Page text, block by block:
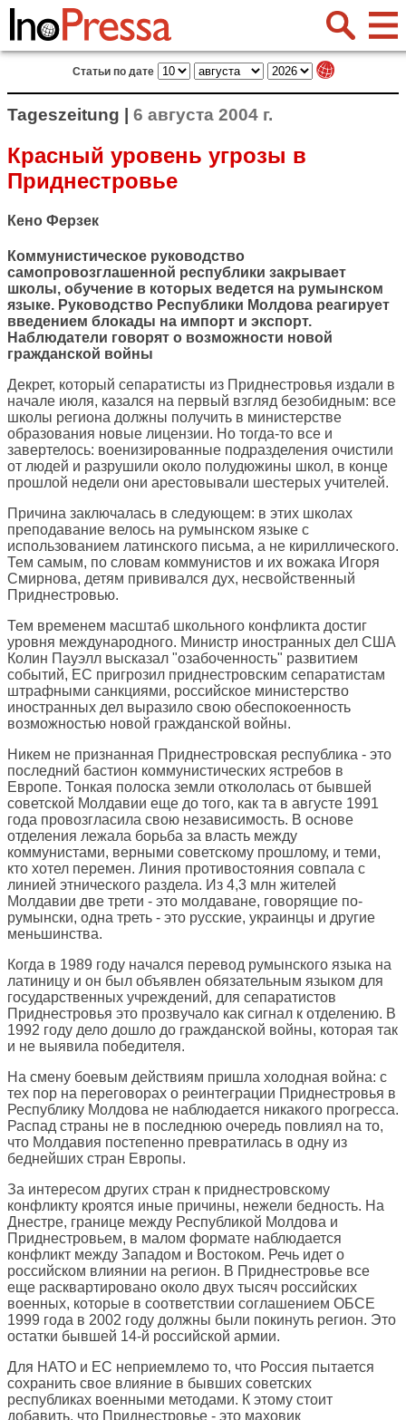
Статьи по дате
Tageszeitung | 6 августа 2004 г.
Красный уровень угрозы в
Приднестровье
Кено Ферзек
Коммунистическое руководство
самопровозглашенной республики закрывает
школы, обучение в которых ведется на румынском
языке. Руководство Республики Молдова реагирует
введением блокады на импорт и экспорт.
Наблюдатели говорят о возможности новой
гражданской войны
Декрет, который сепаратисты из Приднестровья издали в
начале июля, казался на первый взгляд безобидным: все
школы региона должны получить в министерстве
образования новые лицензии. Но тогда-то все и
завертелось: военизированные подразделения очистили
от людей и разрушили около полудюжины школ, в конце
прошлой недели они арестовывали шестерых учителей.
Причина заключалась в следующем: в этих школах
преподавание велось на румынском языке с
использованием латинского письма, а не кириллического.
Тем самым, по словам коммунистов и их вожака Игоря
Смирнова, детям прививался дух, несвойственный
Приднестровью.
Тем временем масштаб школьного конфликта достиг
уровня международного. Министр иностранных дел США
Колин Пауэлл высказал "озабоченность" развитием
событий, ЕС пригрозил приднестровским сепаратистам
штрафными санкциями, российское министерство
иностранных дел выразило свою обеспокоенность
возможностью новой гражданской войны.
Никем не признанная Приднестровская республика - это
последний бастион коммунистических ястребов в
Европе. Тонкая полоска земли откололась от бывшей
советской Молдавии еще до того, как та в августе 1991
года провозгласила свою независимость. В основе
отделения лежала борьба за власть между
коммунистами, верными советскому прошлому, и теми,
кто хотел перемен. Линия противостояния совпала с
линией этнического раздела. Из 4,3 млн жителей
Молдавии две трети - это молдаване, говорящие по-
румынски, одна треть - это русские, украинцы и другие
меньшинства.
Когда в 1989 году начался перевод румынского языка на
латиницу и он был объявлен обязательным языком для
государственных учреждений, для сепаратистов
Приднестровья это прозвучало как сигнал к отделению. В
1992 году дело дошло до гражданской войны, которая так
и не выявила победителя.
На смену боевым действиям пришла холодная война: с
тех пор на переговорах о реинтеграции Приднестровья в
Республику Молдова не наблюдается никакого прогресса.
Распад страны не в последнюю очередь повлиял на то,
что Молдавия постепенно превратилась в одну из
беднейших стран Европы.
За интересом других стран к приднестровскому
конфликту кроятся иные причины, нежели бедность. На
Днестре, границе между Республикой Молдова и
Приднестровьем, в малом формате наблюдается
конфликт между Западом и Востоком. Речь идет о
российском влиянии на регион. В Приднестровье все
еще расквартировано около двух тысяч российских
военных, которые в соответствии соглашением ОБСЕ
1999 года в 2002 году должны были покинуть регион. Это
остатки бывшей 14-й российской армии.
Для НАТО и ЕС неприемлемо то, что Россия пытается
сохранить свое влияние в бывших советских
республиках военными методами. К этому стоит
добавить, что Приднестровье - это маховик